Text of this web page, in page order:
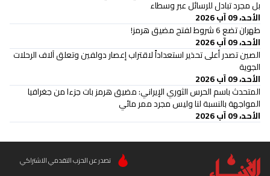
بل مجرد تبادل للرسائل عبر وسطاء
الأحد، 09 آب 2026
طهران تضع 6 شروط لفتح مضيق هرمز!
الأحد، 09 آب 2026
الصين تصدر أعلى تحذير استعداداً لاقتراب إعصار دولفين وتعلق آلاف الرحلات
الجوية
الأحد، 09 آب 2026
المتحدث باسم الحرس الثوري الإيراني: مضيق هرمز بات جزءا من جغرافيا
المواجهة بالنسبة لنا وليس مجرد ممر مائي
الأحد، 09 آب 2026
تصدر عن الحزب التقدمي الاشتراكي